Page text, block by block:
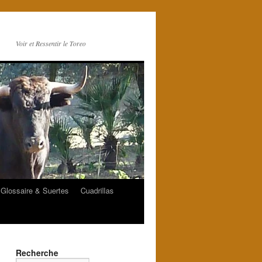
Voir et Ressentir le Toreo
Glossaire & Suertes
Cuadrillas
Recherche